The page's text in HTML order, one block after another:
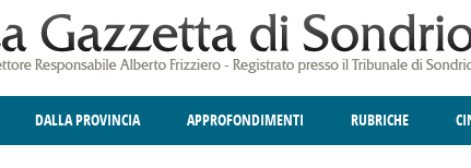
DALLA PROVINCIA APPROFONDIMENTI RUBRICHE